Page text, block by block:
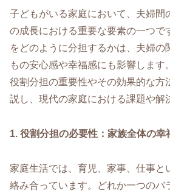
子どもがいる家庭において、夫婦間
の成長における重要な要素の一つで
をどのように分担するかは、夫婦の
もの安心感や幸福感にも影響します
役割分担の重要性やその効果的な方
説し、現代の家庭における課題や解
1. 役割分担の必要性：家族全体の幸
家庭生活では、育児、家事、仕事と
絡み合っています。どれか一つのバ